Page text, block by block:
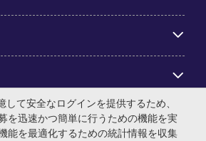
して安全なログインを提供するため、
を迅速かつ簡単に行うための機能を実
能を最適化するための統計情報を収集